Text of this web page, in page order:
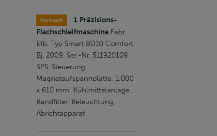
Verkauft
1 Präzisions-
Flachschleifmaschine Fabr.
Elb, Typ Smart BD10 Comfort,
Bj. 2009, Ser.-Nr. 511920109,
SPS-Steuerung,
Magnetaufspannplatte, 1.000
x 610 mm, Kühlmittelanlage,
Bandfilter, Beleuchtung,
Abrichtapparat